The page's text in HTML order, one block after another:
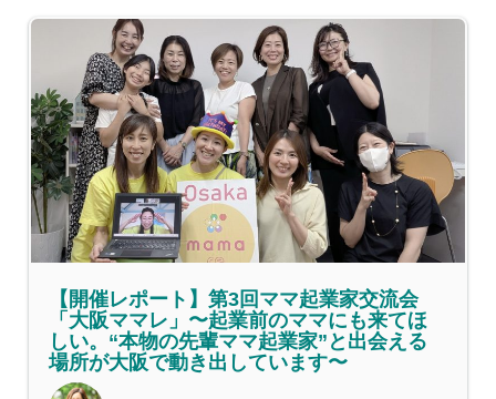
【開催レポート】第3回ママ起業家交流会
「大阪ママレ」〜起業前のママにも来てほ
しい。“本物の先輩ママ起業家”と出会える
場所が大阪で動き出しています〜